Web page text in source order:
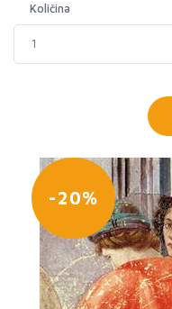
Količina
-20%